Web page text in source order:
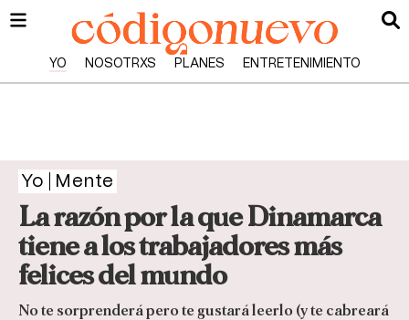
YO NOSOTRXS PLANES ENTRETENIMIENTO
Yo Mente
La razón por la que Dinamarca
tiene a los trabajadores más
felices del mundo
No te sorprenderá pero te gustará leerlo (y te cabreará